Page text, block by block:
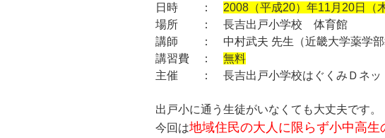
日時 ： 2008（平成20）年11月20日
場所 ： 長吉出戸小学校 体育館
講師 ： 中村武夫 先生（近畿大学薬学部
講習費 ： 無料
主催 ： 長吉出戸小学校はぐくみＤネッ
出戸小に通う生徒がいなくても大丈夫です。
今回は地域住民の大人に限らず小中高生